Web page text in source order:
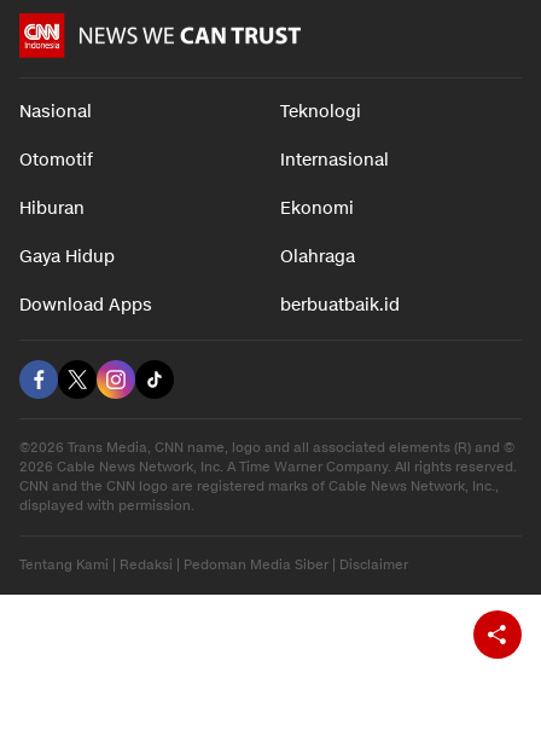
Nasional Teknologi
Otomotif Internasional
Hiburan Ekonomi
Gaya Hidup Olahraga
Download Apps berbuatbaik.id
©2026 Trans Media, CNN name, logo and all associated elements (R) and ©
2026 Cable News Network, Inc. A Time Warner Company. All rights reserved.
CNN and the CNN logo are registered marks of Cable News Network, Inc.,
displayed with permission.
Tentang Kami | Redaksi | Pedoman Media Siber | Disclaimer